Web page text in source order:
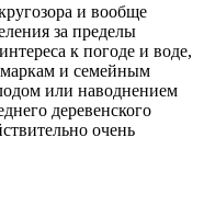
и вообще
за пределы
к погоде и воде,
и семейным
или наводнением
деревенского
очень